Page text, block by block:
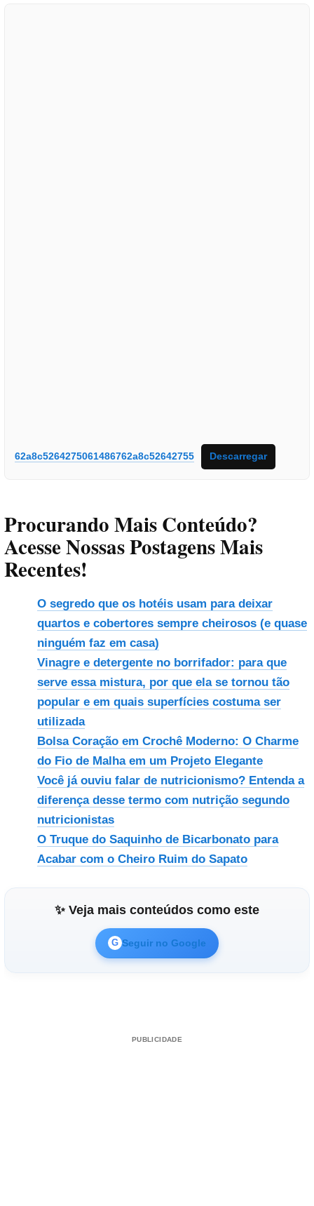
62a8c5264275061486762a8c52642755 Descarregar
Procurando Mais Conteúdo?
Acesse Nossas Postagens Mais
Recentes!
O segredo que os hotéis usam para deixar
quartos e cobertores sempre cheirosos (e quase
ninguém faz em casa)
Vinagre e detergente no borrifador: para que
serve essa mistura, por que ela se tornou tão
popular e em quais superfícies costuma ser
utilizada
Bolsa Coração em Crochê Moderno: O Charme
do Fio de Malha em um Projeto Elegante
Você já ouviu falar de nutricionismo? Entenda a
diferença desse termo com nutrição segundo
nutricionistas
O Truque do Saquinho de Bicarbonato para
Acabar com o Cheiro Ruim do Sapato
✨ Veja mais conteúdos como este
G Seguir no Google
PUBLICIDADE